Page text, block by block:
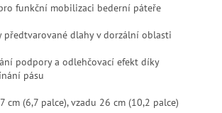
funkční mobilizaci bederní páteře
předtvarované dlahy v dorzální oblasti
podpory a odlehčovací efekt díky
pásu
cm (6,7 palce), vzadu 26 cm (10,2 palce)